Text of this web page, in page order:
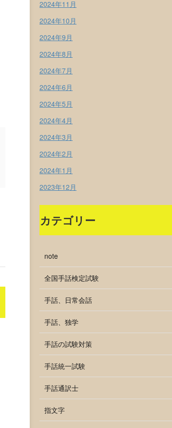
2024年11月
2024年10月
2024年9月
2024年8月
2024年7月
2024年6月
2024年5月
2024年4月
2024年3月
2024年2月
2024年1月
2023年12月
カテゴリー
note
全国手話検定試験
手話、日常会話
手話、独学
手話の試験対策
手話統一試験
手話通訳士
指文字